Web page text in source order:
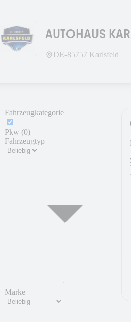
AUTOHAUS
DE-85757 Karlsfeld
Fahrzeugkategorie
Pkw (0)
Fahrzeugtyp
Marke